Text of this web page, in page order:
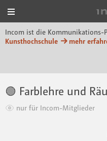
Incom ist die Kommunikations-
Kunsthochschule
mehr
🟢 Farblehre und
nur für Incom-Mitglieder